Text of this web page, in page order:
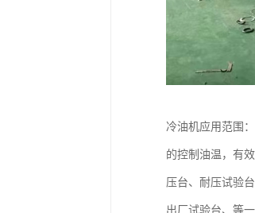
冷油机应用范围
的控制油温，有
压台、耐压试验
出厂试验台、等